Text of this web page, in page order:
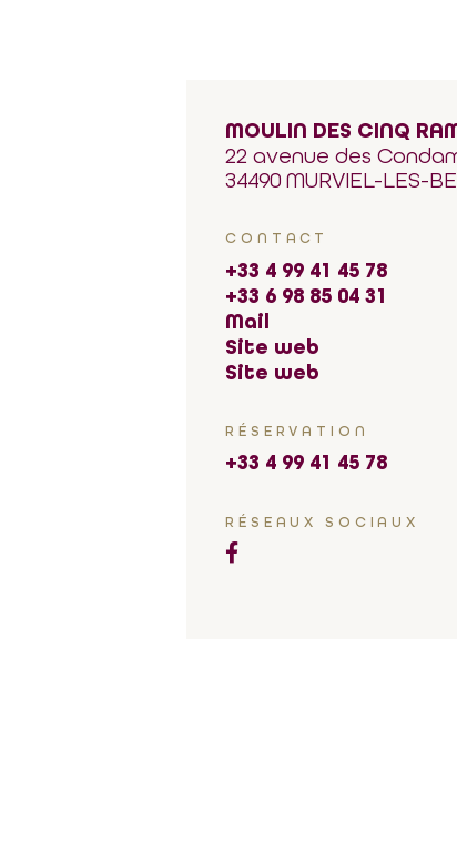
MOULIN DES CINQ
22 avenue des
34490 MURVIEL-LES-
CONTACT
+33 4 99 41 45 78
+33 6 98 85 04 31
Mail
Site web
Site web
RÉSERVATION
+33 4 99 41 45 78
RÉSEAUX SOCIAUX